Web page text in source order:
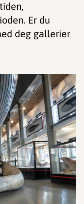
Er du
deg gallerier